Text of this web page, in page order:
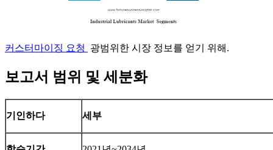
커스터마이징 요청 광범위한 시장 정보를 얻기 위해.
보고서 범위 및 세분화
기인하다 세부